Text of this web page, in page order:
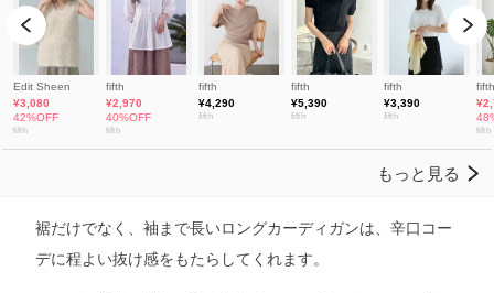
裾だけでなく、袖まで長いロングカーディガンは、辛口コー
デに程よい抜け感をもたらしてくれます。